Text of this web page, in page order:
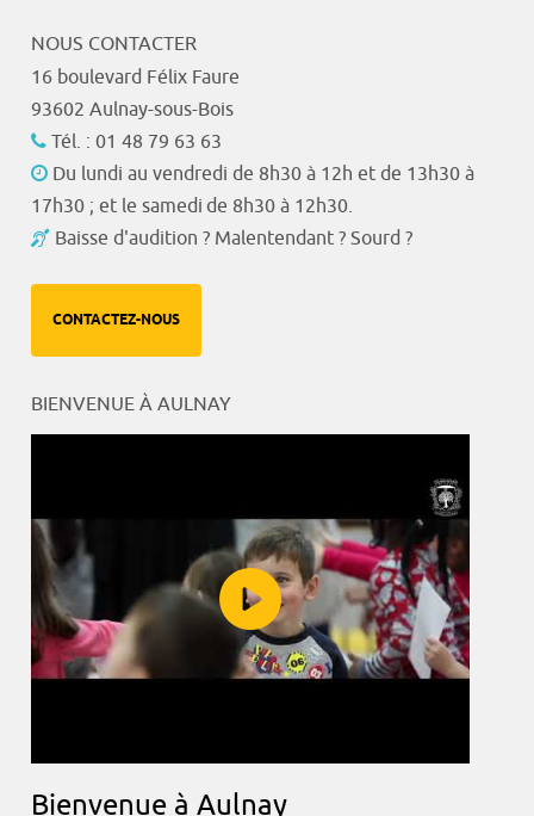
NOUS CONTACTER
16 boulevard Félix Faure
93602 Aulnay-sous-Bois
Tél. : 01 48 79 63 63
Du lundi au vendredi de 8h30 à 12h et de 13h30 à
17h30 ; et le samedi de 8h30 à 12h30.
Baisse d'audition ? Malentendant ? Sourd ?
CONTACTEZ-NOUS
BIENVENUE À AULNAY
Bienvenue à Aulnay